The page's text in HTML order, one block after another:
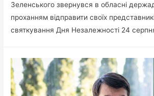
Зеленського звернувся в обласні
проханням відправити своїх
святкування Дня Незалежності 24